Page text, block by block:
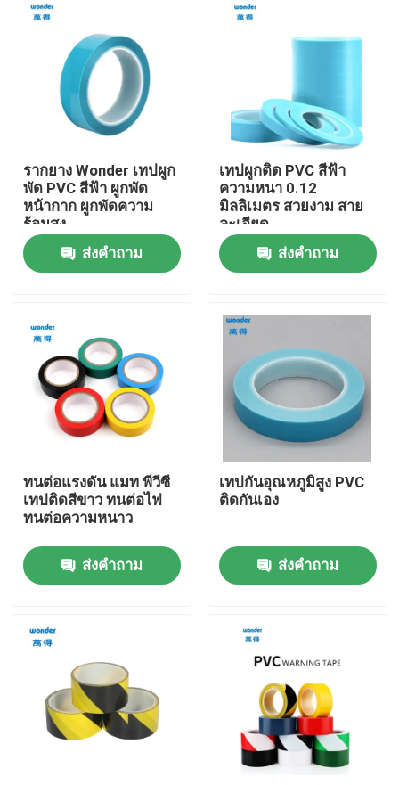
บ้าน
สินค้า
วิดีโอ
รายการ VR
เกี่ยวกับเรา
ทัวร์โรงงาน
ติดต่อเรา
ข่าว
รากยาง Wonder เทปผูก
พัด PVC สีฟ้า ผูกพัด
หน้ากาก ผูกพัดความ
ร้อนสูง
ส่งคำถาม
เทปผูกติด PVC สีฟ้า
ความหนา 0.12
มิลลิเมตร สวยงาม สาย
ละเอียด
ส่งคำถาม
ทนต่อแรงดัน แมท พีวีซี
เทปติดสีขาว ทนต่อไฟ
ทนต่อความหนาว
ส่งคำถาม
เทปกันอุณหภูมิสูง PVC
ติดกันเอง
ส่งคำถาม